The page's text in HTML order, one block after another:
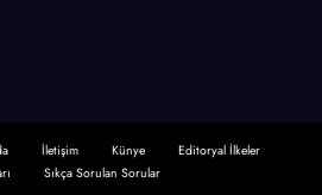
İletişim Künye
Editoryal İlkeler
Sıkça Sorulan Sorular